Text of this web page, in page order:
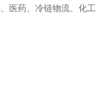
医药、冷链物流、化工